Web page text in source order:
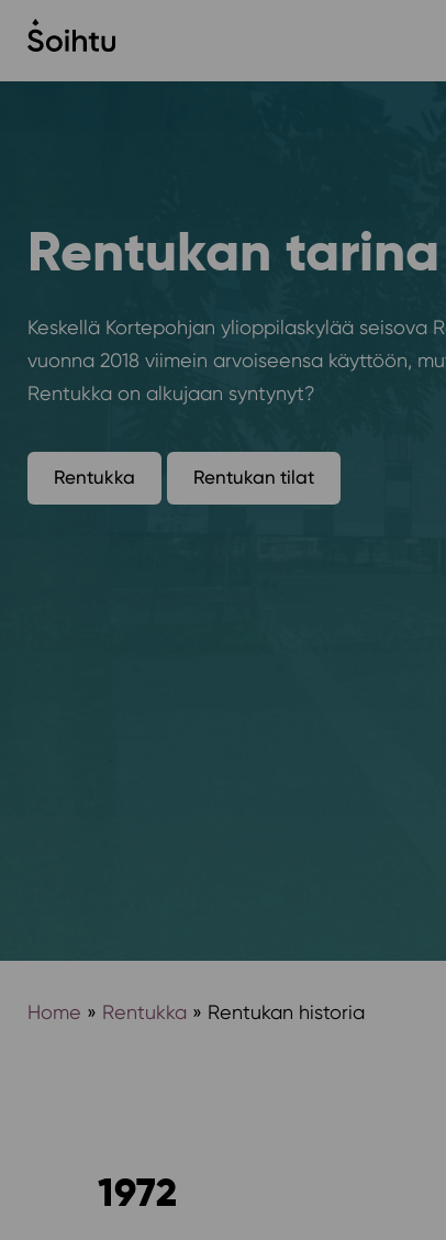
Siirry
sisältöön
Home » Rentukka » Rentukan historia
Rentukan tarina
Keskellä Kortepohjan ylioppilaskylää seisova
vuonna 2018 viimein arvoiseensa käyttöön,
Rentukka on alkujaan syntynyt?
Rentukka Rentukan tilat
1972